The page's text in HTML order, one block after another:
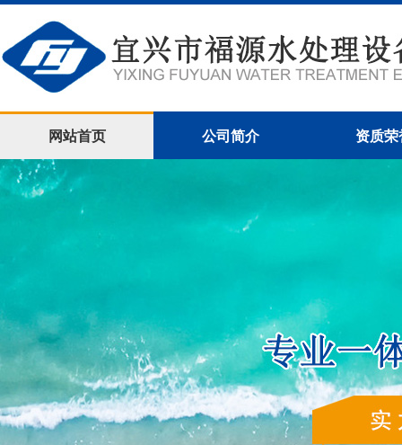
网站首页 公司简介 资质荣